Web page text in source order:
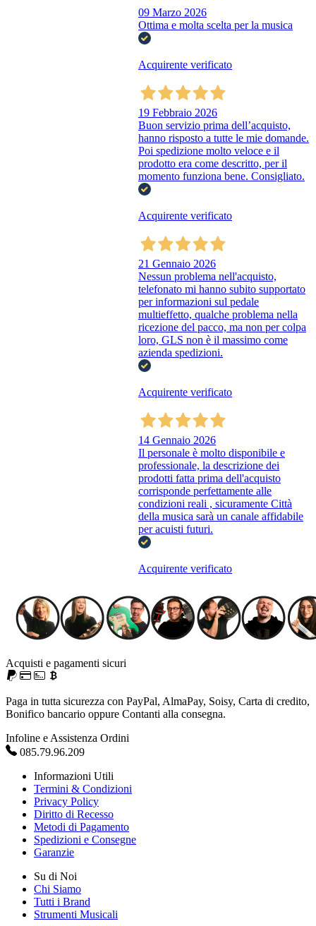
09 Marzo 2026
Ottima e molta scelta per la musica
Acquirente verificato
19 Febbraio 2026
Buon servizio prima dell’acquisto,
hanno risposto a tutte le mie domande.
Poi spedizione molto veloce e il
prodotto era come descritto, per il
momento funziona bene. Consigliato.
Acquirente verificato
21 Gennaio 2026
Nessun problema nell'acquisto,
telefonato mi hanno subito supportato
per informazioni sul pedale
multieffetto, qualche problema nella
ricezione del pacco, ma non per colpa
loro, GLS non è il massimo come
azienda spedizioni.
Acquirente verificato
14 Gennaio 2026
Il personale è molto disponibile e
professionale, la descrizione dei
prodotti fatta prima dell'acquisto
corrisponde perfettamente alle
condizioni reali , sicuramente Città
della musica sarà un canale affidabile
per acuisti futuri.
Acquirente verificato
Acquisti e pagamenti sicuri
Paga in tutta sicurezza con PayPal, AlmaPay, Soisy, Carta di credito,
Bonifico bancario oppure Contanti alla consegna.
Infoline e Assistenza Ordini
085.79.96.209
Informazioni Utili
Termini & Condizioni
Privacy Policy
Diritto di Recesso
Metodi di Pagamento
Spedizioni e Consegne
Garanzie
Su di Noi
Chi Siamo
Tutti i Brand
Strumenti Musicali